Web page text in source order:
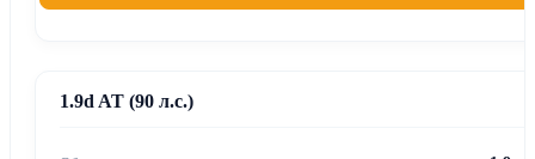
1.9d AT (90 л.с.)